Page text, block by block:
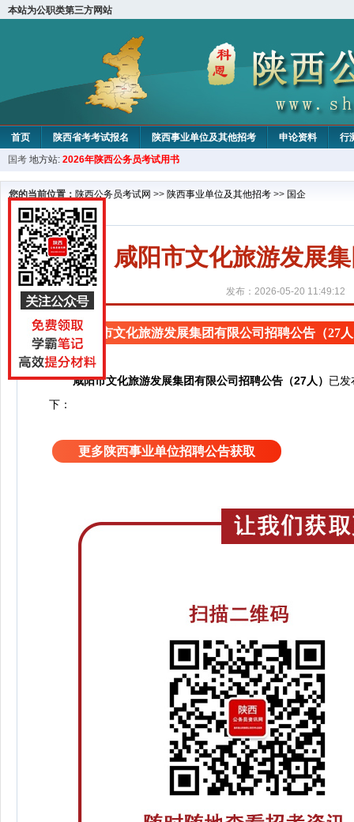
本站为公职类第三方网站
首页 陕西省考考试报名 陕西事业单位及其他招考 申论资料
行
国考 地方站: 2026年陕西公务员考试用书
您的当前位置： 陕西公务员考试网 >> 陕西事业单位及其他招考 >> 国企
咸阳市文化旅游发展
发布：2026-05-20 11:49:12
咸阳市文化旅游发展集团有限公司招聘公告（27
咸阳市文化旅游发展集团有限公司招聘公告（27人） 已
下：
更多陕西事业单位招聘公告获取